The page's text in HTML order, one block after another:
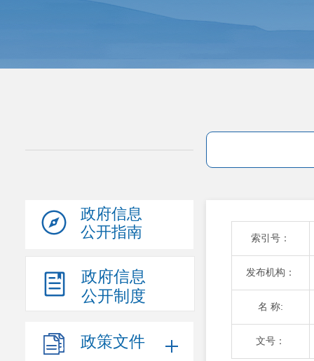
政府信息
公开指南
政府信息
公开制度
政策文件
索引号：
发布机构：
名 称:
文号：